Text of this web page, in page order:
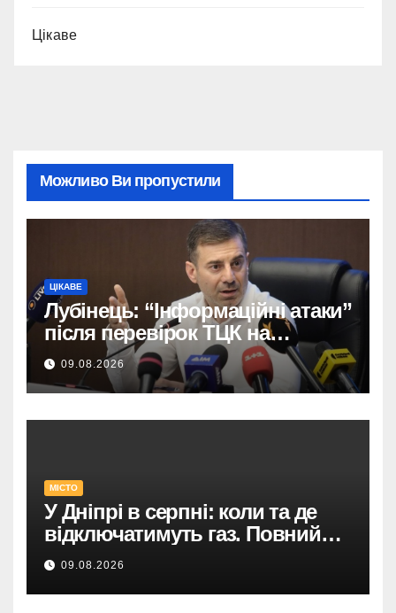
Цікаве
Можливо Ви пропустили
ЦІКАВЕ
Лубінець: “Інформаційні атаки”
після перевірок ТЦК на
Закарпатті.
09.08.2026
МІСТО
У Дніпрі в серпні: коли та де
відключатимуть газ. Повний
список адрес і термінів.
09.08.2026